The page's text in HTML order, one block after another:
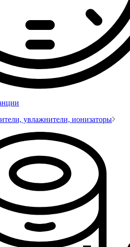
увлажнители, ионизаторы